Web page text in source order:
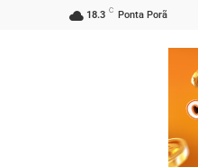
18.3 C Ponta Porã